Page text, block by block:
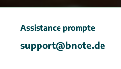
Assistance prompte
support@bnote.de